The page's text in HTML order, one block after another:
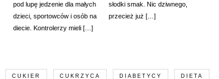
pod lupę jedzenie dla małych
dzieci, sportowców i osób na
diecie. Kontrolerzy mieli […]
słodki smak. Nic dziwnego,
przecież już […]
CUKIER CUKRZYCA DIABETYCY DIETA